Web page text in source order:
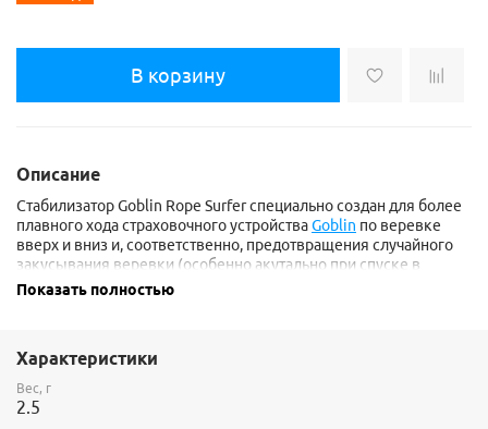
В корзину
Описание
Стабилизатор Goblin Rope Surfer специально создан для более
плавного хода страховочного устройстваGoblin по веревке
вверх и вниз и, соответственно, предотвращения случайного
закусывания веревки (особенно акутально при спуске в
ветренную погоду). Легко вщелкивается на веревку, в случае
Показать полностью
Характеристики
Вес, г
2.5